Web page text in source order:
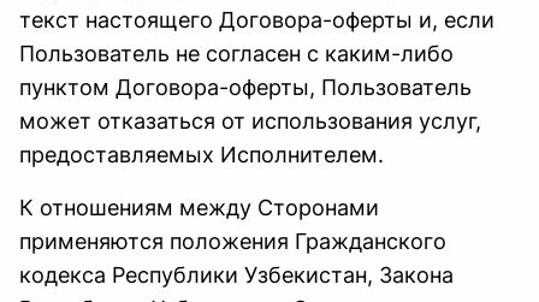
текст настоящего Договора-оферты и, если
Пользователь не согласен с каким-либо
пунктом Договора-оферты, Пользователь
может отказаться от использования услуг,
предоставляемых Исполнителем.
К отношениям между Сторонами
применяются положения Гражданского
кодекса Республики Узбекистан, Закона